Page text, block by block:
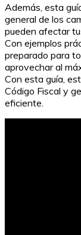
Además, esta
general de los
pueden afectar
Con ejemplos
preparado para
aprovechar al
Con esta guía,
Código Fiscal y
eficiente.